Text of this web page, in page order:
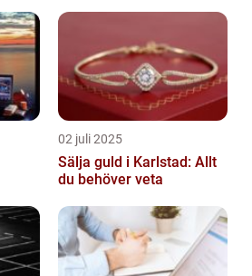
02 juli 2025
Sälja guld i Karlstad: Allt
du behöver veta